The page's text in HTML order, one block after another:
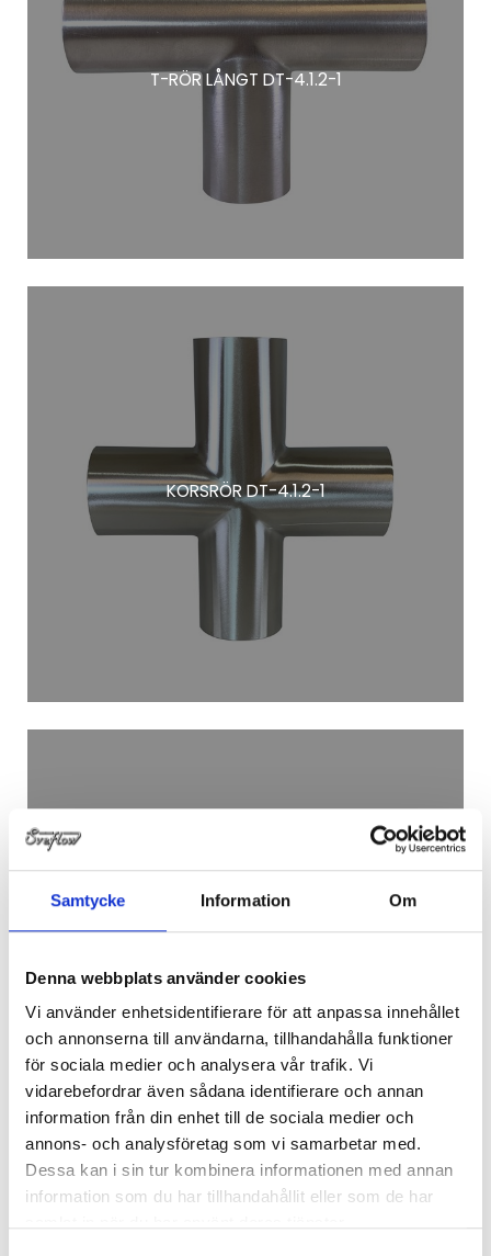
Samtycke Information Om
Denna webbplats använder cookies
Vi använder enhetsidentifierare för att anpassa innehållet
och annonserna till användarna, tillhandahålla funktioner
för sociala medier och analysera vår trafik. Vi
vidarebefordrar även sådana identifierare och annan
information från din enhet till de sociala medier och
annons- och analysföretag som vi samarbetar med.
Dessa kan i sin tur kombinera informationen med annan
information som du har tillhandahållit eller som de har
T-RÖR LÅNGT DT-4.1.2-1
KORSRÖR DT-4.1.2-1